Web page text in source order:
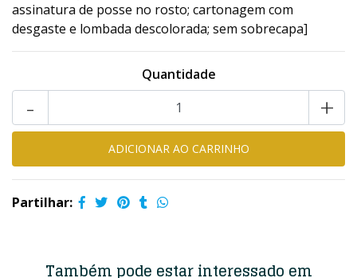
assinatura de posse no rosto; cartonagem com
desgaste e lombada descolorada; sem sobrecapa]
Quantidade
+
-
Partilhar:
Também pode estar interessado em